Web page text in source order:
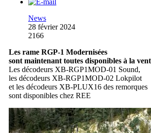
News
28 février 2024
2166
Les rame RGP-1 Modernisées
sont maintenant toutes disponibles à la
Les décodeurs XB-RGP1MOD-01 Sound,
les décodeurs XB-RGP1MOD-02 Lokpilot
et les décodeurs XB-PLUX16 des remorques
sont disponibles chez REE